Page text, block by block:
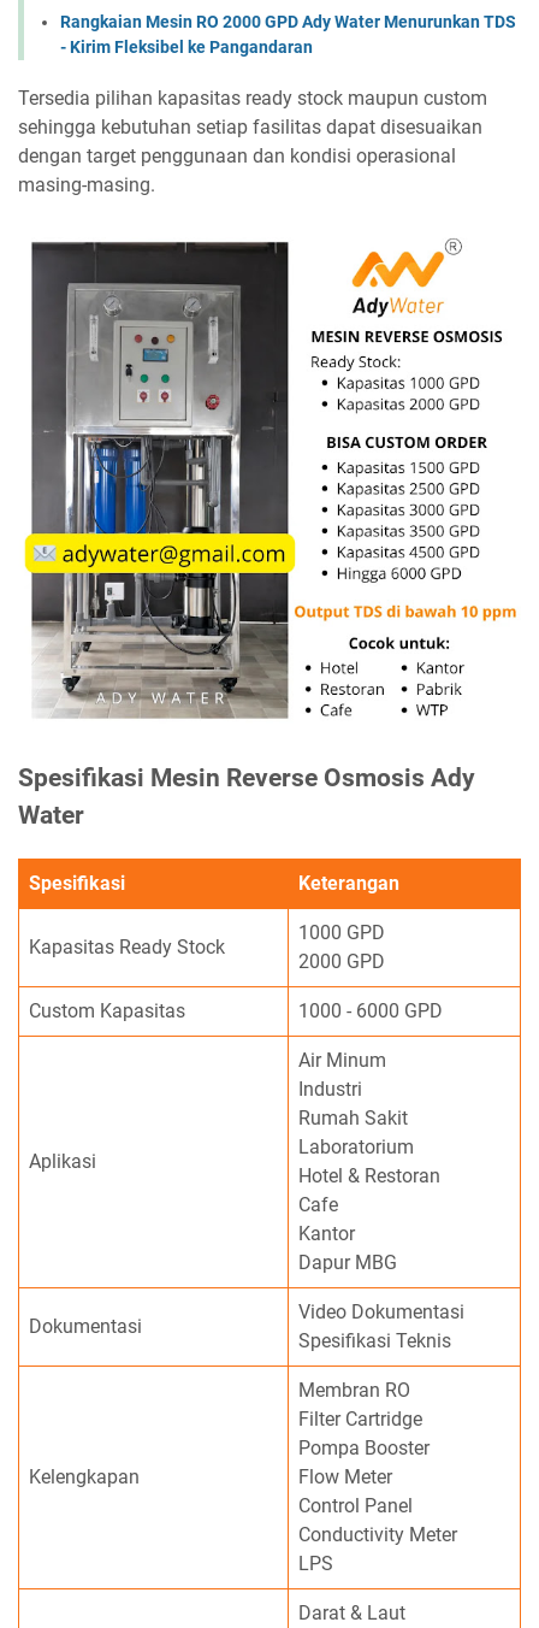
Rangkaian Mesin RO 2000 GPD Ady Water Menurunkan TDS
- Kirim Fleksibel ke Pangandaran
Tersedia pilihan kapasitas ready stock maupun custom
sehingga kebutuhan setiap fasilitas dapat disesuaikan
dengan target penggunaan dan kondisi operasional
masing-masing.
Spesifikasi Mesin Reverse Osmosis Ady
Water
Spesifikasi Keterangan
Kapasitas Ready Stock
1000 GPD
2000 GPD
Custom Kapasitas 1000 - 6000 GPD
Aplikasi
Air Minum
Industri
Rumah Sakit
Laboratorium
Hotel & Restoran
Cafe
Kantor
Dapur MBG
Dokumentasi
Video Dokumentasi
Spesifikasi Teknis
Kelengkapan
Membran RO
Filter Cartridge
Pompa Booster
Flow Meter
Control Panel
Conductivity Meter
LPS
Darat & Laut